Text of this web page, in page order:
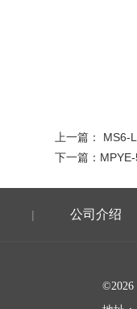
上一篇： MS6-
下一篇：
| 公司介绍